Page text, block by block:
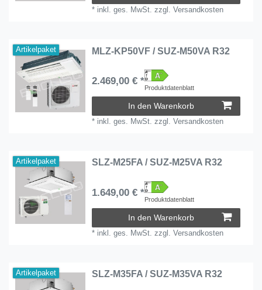
* inkl. ges. MwSt. zzgl.Versandkosten
Artikelpaket MLZ-KP50VF / SUZ-M50VA R32
Produktdatenblatt
2.469,00 € *
In den Warenkorb
* inkl. ges. MwSt. zzgl.Versandkosten
Artikelpaket SLZ-M25FA / SUZ-M25VA R32
Produktdatenblatt
1.649,00 € *
In den Warenkorb
* inkl. ges. MwSt. zzgl.Versandkosten
Artikelpaket SLZ-M35FA / SUZ-M35VA R32